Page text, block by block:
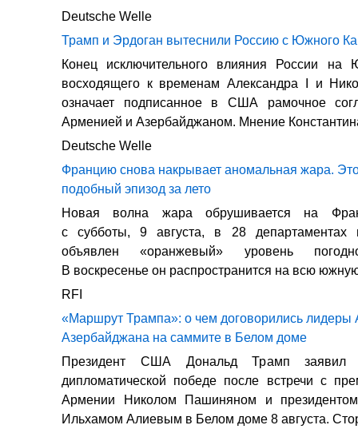
Deutsche Welle
Трамп и Эрдоган вытеснили Россию с Южного
Конец исключительного влияния России на
восходящего к временам Александра I и
означает подписанное в США рамочное
Арменией и Азербайджаном. Мнение
Deutsche Welle
Францию снова накрывает аномальная жара.
подобный эпизод за лето
Новая волна жара обрушивается на
с субботы, 9 августа, в 28 департаментах
объявлен «оранжевый» уровень
В воскресенье он распространится на всю
RFI
«Маршрут Трампа»: о чем договорились лидеры
Азербайджана на саммите в Белом доме
Президент США Дональд Трамп заявил
дипломатической победе после встречи с
Армении Николом Пашиняном и
Ильхамом Алиевым в Белом доме 8 августа.